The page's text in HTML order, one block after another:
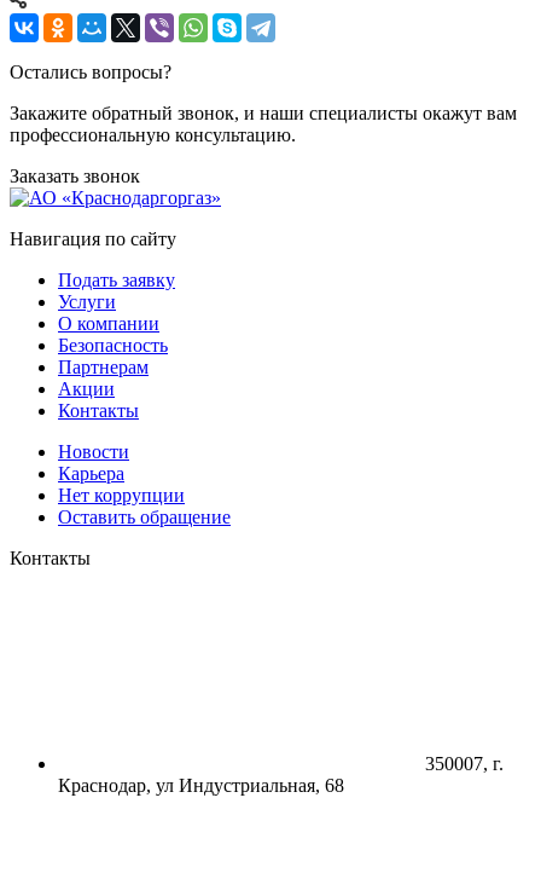
Остались вопросы?
Закажите обратный звонок, и наши специалисты окажут вам
профессиональную консультацию.
Заказать звонок
Навигация по сайту
Подать заявку
Услуги
О компании
Безопасность
Партнерам
Акции
Контакты
Новости
Карьера
Нет коррупции
Оставить обращение
Контакты
350007, г.
Краснодар, ул Индустриальная, 68